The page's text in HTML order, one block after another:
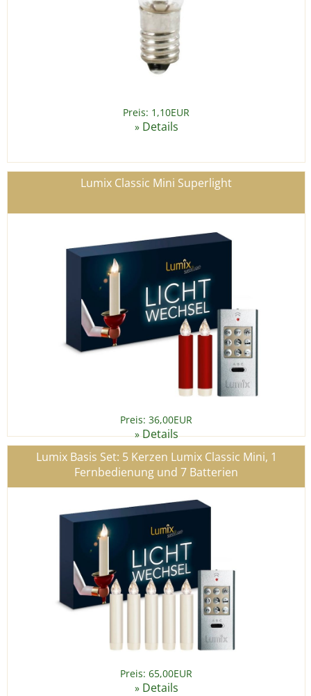
Preis: 1,10EUR
» Details
Lumix Classic Mini Superlight
Preis: 36,00EUR
»Details
Lumix Basis Set: 5 Kerzen Lumix Classic Mini, 1
Fernbedienung und 7 Batterien
Preis: 65,00EUR
» Details